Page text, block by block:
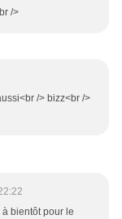
/>
/> bizz<br />
bientôt pour le